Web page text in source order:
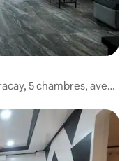
5 chambres, avec